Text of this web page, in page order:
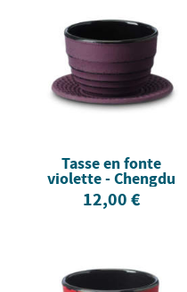
Tasse en fonte
violette - Chengdu
12,00 €